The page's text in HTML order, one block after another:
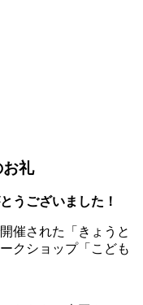
お礼
うございました！
催された「きょうと
クショップ「こども